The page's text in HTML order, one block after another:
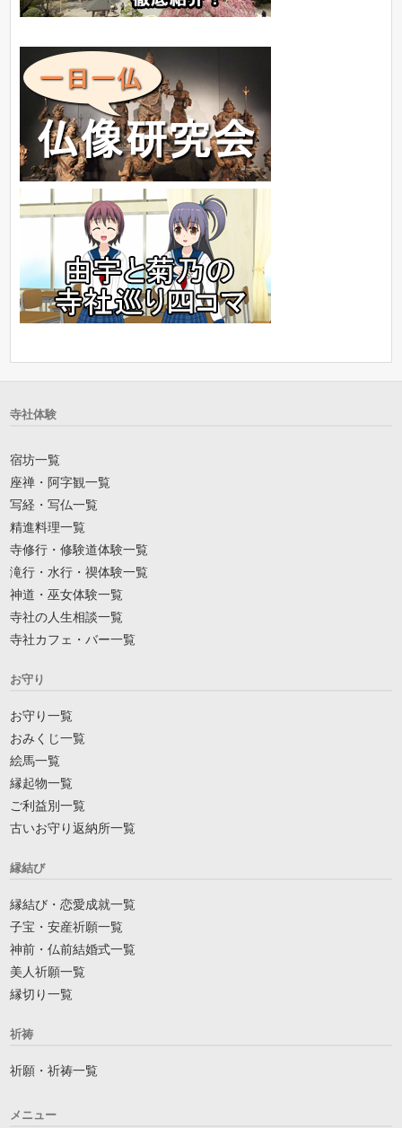
寺社体験
宿坊一覧
座禅・阿字観一覧
写経・写仏一覧
精進料理一覧
寺修行・修験道体験一覧
滝行・水行・禊体験一覧
神道・巫女体験一覧
寺社の人生相談一覧
寺社カフェ・バー一覧
お守り
お守り一覧
おみくじ一覧
絵馬一覧
縁起物一覧
ご利益別一覧
古いお守り返納所一覧
縁結び
縁結び・恋愛成就一覧
子宝・安産祈願一覧
神前・仏前結婚式一覧
美人祈願一覧
縁切り一覧
祈祷
祈願・祈祷一覧
メニュー